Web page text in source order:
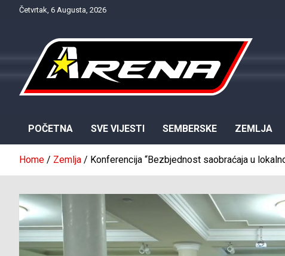
Četvrtak, 6 Augusta, 2026
POČETNA SVE VIJESTI SEMBERSKE ZEMLJA
Home Zemlja Konferencija “Bezbjednost saobraćaja u